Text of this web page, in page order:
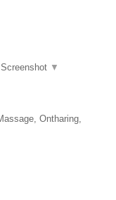
Screenshot ▼
Ontharing,